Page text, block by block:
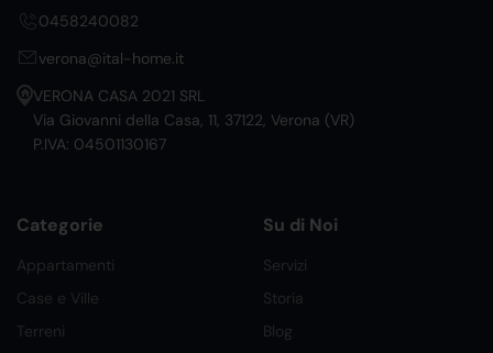
0458240082
verona@ital-home.it
VERONA CASA 2021 SRL
Via Giovanni della Casa, 11, 37122, Verona (VR)
P.IVA: 04501130167
Categorie
Appartamenti
Case e Ville
Terreni
Su di Noi
Servizi
Storia
Blog